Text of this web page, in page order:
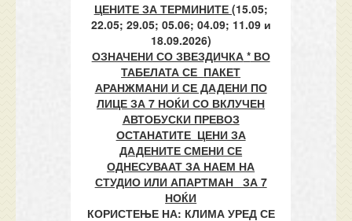
ЦЕНИТЕ ЗА ТЕРМИНИТЕ (15.05;
22.05; 29.05; 05.06; 04.09; 11.09 и
18.09.2026)
ОЗНАЧЕНИ СО ЗВЕЗДИЧКА*ВО
ТАБЕЛАТА СЕ ПАКЕТ
АРАНЖМАНИИ СЕ ДАДЕНИ ПО
ЛИЦЕ ЗА 7 НОЌИ СО ВКЛУЧЕН
АВТОБУСКИ ПРЕВОЗ
ОСТАНАТИТЕ ЦЕНИ ЗА
ДАДЕНИТЕ СМЕНИ СЕ
ОДНЕСУВААТ ЗА НАЕМ НА
СТУДИО ИЛИ АПАРТМАН ЗА 7
НОЌИ
КОРИСТЕЊЕ НА: КЛИМА УРЕД СЕ